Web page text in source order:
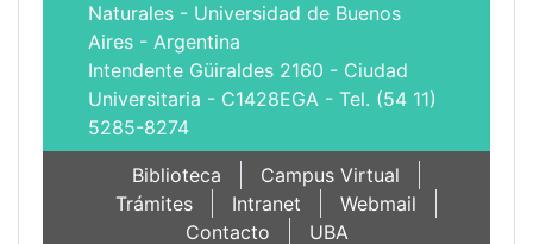
Naturales - Universidad de Buenos
Aires - Argentina
Intendente Güiraldes 2160 - Ciudad
Universitaria - C1428EGA - Tel. (54 11)
5285-8274
Biblioteca
Campus Virtual
Trámites
Intranet
Webmail
Contacto
UBA